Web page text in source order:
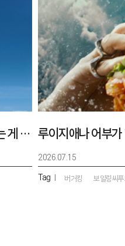
2026.07.15
Tag | 버거킹 보일링씨
추정에서 확인의 시대로, 헤이딜러 <중고차, 이제 보이는 게 다야>